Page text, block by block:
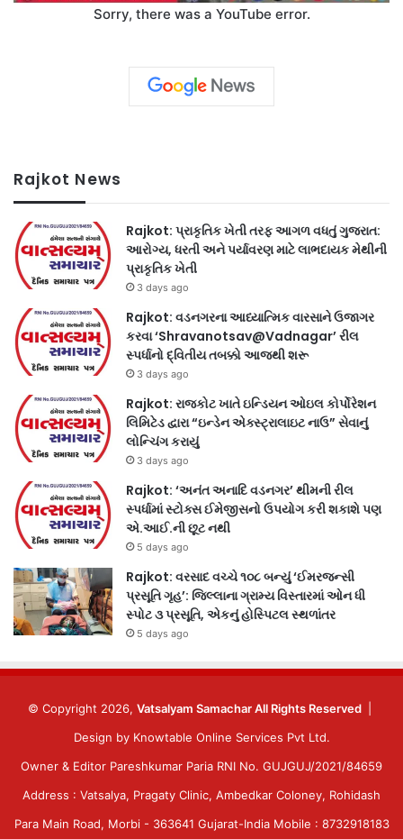
Sorry, there was a YouTube error.
Rajkot News
Rajkot: પ્રાકૃતિક ખેતી તરફ આગળ વધતું ગુજરાત:
આરોગ્ય, ધરતી અને પર્યાવરણ માટે લાભદાયક મેથીની
પ્રાકૃતિક ખેતી
3 days ago
Rajkot: વડનગરના આધ્યાત્મિક વારસાને ઉજાગર
કરવા ‘Shravanotsav@Vadnagar’ રીલ
સ્પર્ધાનો દ્વિતીય તબક્કો આજથી શરૂ
3 days ago
Rajkot: રાજકોટ ખાતે ઇન્ડિયન ઓઇલ કોર્પોરેશન
લિમિટેડ દ્વારા “ઇન્ડેન એક્સ્ટ્રાલાઇટ નાઉ” સેવાનું
લોન્ચિંગ કરાયું
3 days ago
Rajkot: ‘અનંત અનાદિ વડનગર’ થીમની રીલ
સ્પર્ધામાં સ્ટોક્સ ઈમેજીસનો ઉપયોગ કરી શકાશે પણ
એ.આઈ.ની છૂટ નથી
5 days ago
Rajkot: વરસાદ વચ્ચે ૧૦૮ બન્યું ‘ઈમરજન્સી
પ્રસૂતિ ગૃહ’: જિલ્લાના ગ્રામ્ય વિસ્તારમાં ઓન ધી
સ્પોટ ૩ પ્રસૂતિ, એકનું હોસ્પિટલ સ્થળાંતર
5 days ago
© Copyright 2026, Vatsalyam Samachar All Rights Reserved
Design by Knowtable Online Services Pvt Ltd.
Owner & Editor Pareshkumar Paria RNI No. GUJGUJ/2021/84659
Address : Vatsalya, Pragaty Clinic, Ambedkar Coloney, Rohidash
Para Main Road, Morbi - 363641 Gujarat-India Mobile : 8732918183